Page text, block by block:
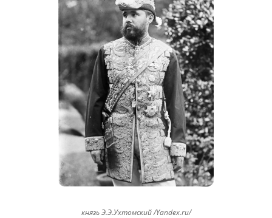
князь Э.Э.Ухтомский /Yandex.ru/